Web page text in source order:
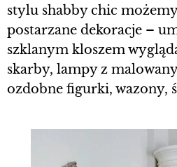
stylu shabby chic
postarzane dekoracje –
szklanym kloszem
skarby, lampy z
ozdobne figurki, wazony,